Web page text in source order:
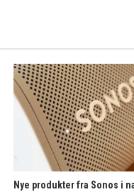
Nye produkter fra Sonos i